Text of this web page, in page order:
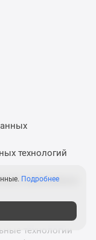
технологий
и рекламных
технологии
Подробнее